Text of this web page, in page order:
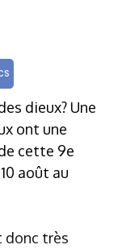
dieux? Une
ont une
cette 9e
août au
donc très